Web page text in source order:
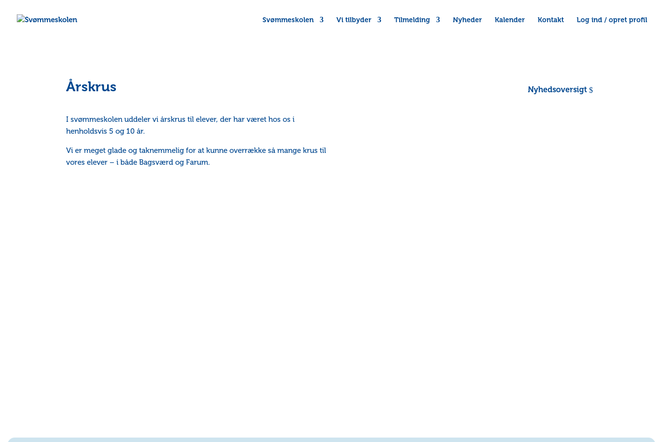
Svømmeskolen Vi tilbyder Tilmelding Nyheder Kalender Kontakt Log ind / opret profil
Årskrus Nyhedsoversigt
I svømmeskolen uddeler vi årskrus til elever, der har været hos os i
henholdsvis 5 og 10 år.
Vi er meget glade og taknemmelig for at kunne overrække så mange krus til
vores elever – i både Bagsværd og Farum.